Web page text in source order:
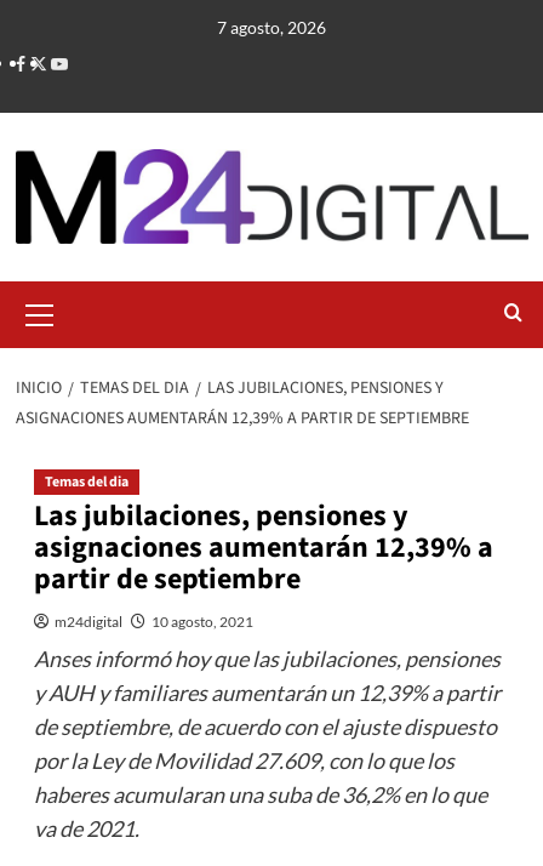
contenido
7 agosto, 2026
primario
INICIO TEMAS DEL DIA
LAS JUBILACIONES, PENSIONES Y
ASIGNACIONES AUMENTARÁN 12,39% A PARTIR DE SEPTIEMBRE
Temas del dia
Las jubilaciones, pensiones y
asignaciones aumentarán 12,39% a
partir de septiembre
m24digital 10 agosto, 2021
Anses informó hoy que las jubilaciones, pensiones
y AUH y familiares aumentarán un 12,39% a partir
de septiembre, de acuerdo con el ajuste dispuesto
por la Ley de Movilidad 27.609, con lo que los
haberes acumularan una suba de 36,2% en lo que
va de 2021.